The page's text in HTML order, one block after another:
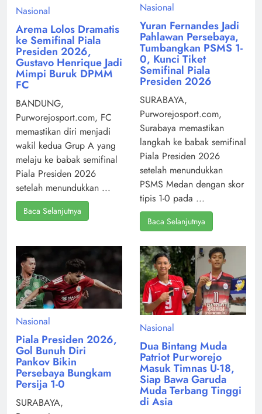
Nasional
Arema Lolos Dramatis
ke Semifinal Piala
Presiden 2026,
Gustavo Henrique Jadi
Mimpi Buruk DPMM
FC
BANDUNG,
Purworejosport.com, FC
memastikan diri menjadi
wakil kedua Grup A yang
melaju ke babak semifinal
Piala Presiden 2026
setelah menundukkan ...
Baca Selanjutnya
Nasional
Yuran Fernandes Jadi
Pahlawan Persebaya,
Tumbangkan PSMS 1-
0, Kunci Tiket
Semifinal Piala
Presiden 2026
SURABAYA,
Purworejosport.com,
Surabaya memastikan
langkah ke babak semifinal
Piala Presiden 2026
setelah menundukkan
PSMS Medan dengan skor
tipis 1-0 pada ...
Baca Selanjutnya
Nasional
Piala Presiden 2026,
Gol Bunuh Diri
Pankov Bikin
Persebaya Bungkam
Persija 1-0
SURABAYA,
Nasional
Dua Bintang Muda
Patriot Purworejo
Masuk Timnas U-18,
Siap Bawa Garuda
Muda Terbang Tinggi
di Asia